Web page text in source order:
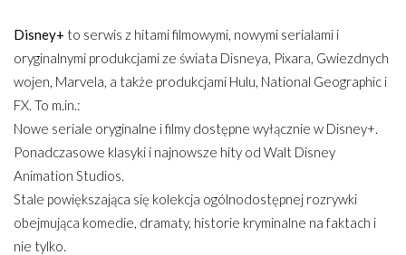
Disney+ to serwis z hitami filmowymi, nowymi serialami i
oryginalnymi produkcjami ze świata Disneya, Pixara, Gwiezdnych
wojen, Marvela, a także produkcjami Hulu, National Geographic i
FX. To m.in.:
Nowe seriale oryginalne i filmy dostępne wyłącznie w Disney+.
Ponadczasowe klasyki i najnowsze hity od Walt Disney
Animation Studios.
Stale powiększająca się kolekcja ogólnodostępnej rozrywki
obejmująca komedie, dramaty, historie kryminalne na faktach i
nie tylko.